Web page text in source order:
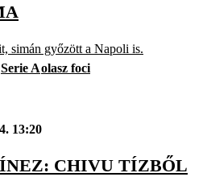
simán győzött a Napoli is.
Serie Aolasz foci
13:20
CHIVU TÍZBŐL